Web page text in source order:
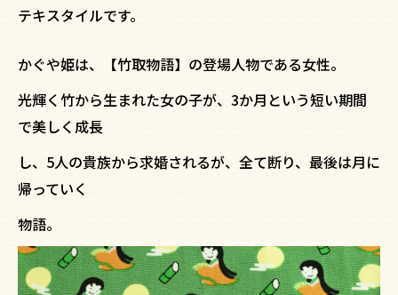
テキスタイルです。
かぐや姫は、【竹取物語】の登場人物である女性。
光輝く竹から生まれた女の子が、3か月という短い期間
で美しく成長
し、5人の貴族から求婚されるが、全て断り、最後は月に
帰っていく
物語。